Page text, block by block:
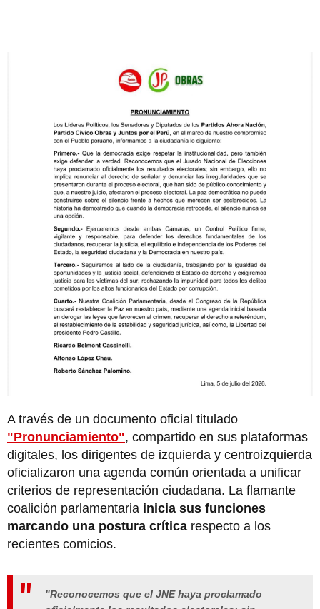
A través de un documento oficial titulado
"Pronunciamiento", compartido en sus plataformas
digitales, los dirigentes de izquierda y centroizquierda
oficializaron una agenda común orientada a unificar
criterios de representación ciudadana. La flamante
coalición parlamentaria inicia sus funciones
marcando una postura crítica respecto a los
recientes comicios.
"Reconocemos que el JNE haya proclamado